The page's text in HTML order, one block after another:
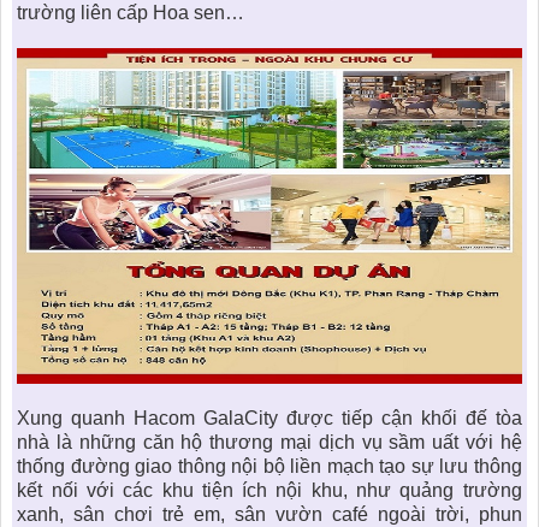
trường liên cấp Hoa sen…
Xung quanh Hacom GalaCity được tiếp cận khối đế tòa
nhà là những căn hộ thương mại dịch vụ sầm uất với hệ
thống đường giao thông nội bộ liền mạch tạo sự lưu thông
kết nối với các khu tiện ích nội khu, như quảng trường
xanh, sân chơi trẻ em, sân vườn café ngoài trời, phun